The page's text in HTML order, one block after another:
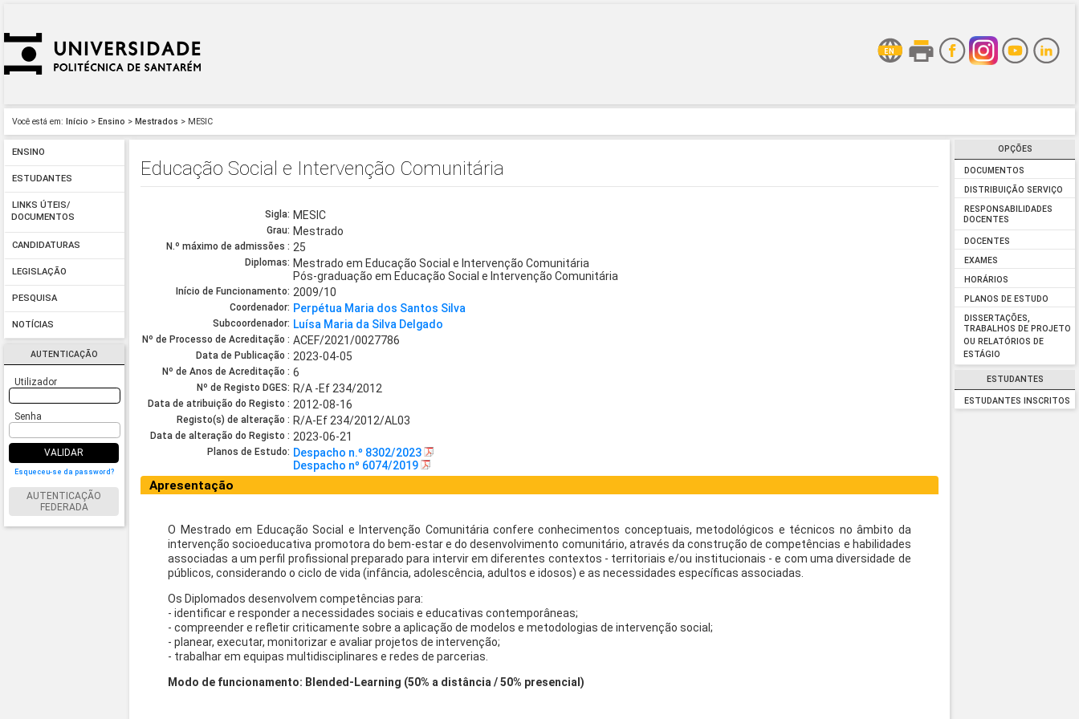
Você está em: Início > Ensino > Mestrados > MESIC
ENSINO
ESTUDANTES
LINKS ÚTEIS/
DOCUMENTOS
CANDIDATURAS
LEGISLAÇÃO
PESQUISA
NOTÍCIAS
AUTENTICAÇÃO
Utilizador
Senha
VALIDAR
Esqueceu-se da password?
AUTENTICAÇÃO
FEDERADA
OPÇÕES
DOCUMENTOS
DISTRIBUIÇÃO SERVIÇO
RESPONSABILIDADES
DOCENTES
DOCENTES
EXAMES
HORÁRIOS
PLANOS DE ESTUDO
DISSERTAÇÕES,
TRABALHOS DE PROJETO
OU RELATÓRIOS DE
ESTÁGIO
ESTUDANTES
ESTUDANTES INSCRITOS
Educação Social e Intervenção Comunitária
Sigla: MESIC
Grau: Mestrado
N.º máximo de admissões : 25
Diplomas: Mestrado em Educação Social e Intervenção Comunitária
Pós-graduação em Educação Social e Intervenção Comunitária
Início de Funcionamento: 2009/10
Coordenador: Perpétua Maria dos Santos Silva
Subcoordenador: Luísa Maria da Silva Delgado
Nº de Processo de Acreditação : ACEF/2021/0027786
Data de Publicação : 2023-04-05
Nº de Anos de Acreditação : 6
Nº de Registo DGES: R/A -Ef 234/2012
Data de atribuição do Registo : 2012-08-16
Registo(s) de alteração : R/A-Ef 234/2012/AL03
Data de alteração do Registo : 2023-06-21
Planos de Estudo: Despacho n.º 8302/2023
Despacho nº 6074/2019
Apresentação
O Mestrado em Educação Social e Intervenção Comunitária confere conhecimentos conceptuais, metodológicos e técnicos no âmbito da
intervenção socioeducativa promotora do bem-estar e do desenvolvimento comunitário, através da construção de competências e habilidades
associadas a um perfil profissional preparado para intervir em diferentes contextos - territoriais e/ou institucionais - e com uma diversidade de
públicos, considerando o ciclo de vida (infância, adolescência, adultos e idosos) e as necessidades específicas associadas.
Os Diplomados desenvolvem competências para:
- identificar e responder a necessidades sociais e educativas contemporâneas;
- compreender e refletir criticamente sobre a aplicação de modelos e metodologias de intervenção social;
- planear, executar, monitorizar e avaliar projetos de intervenção;
- trabalhar em equipas multidisciplinares e redes de parcerias.
Modo de funcionamento: Blended-Learning (50% a distância / 50% presencial)